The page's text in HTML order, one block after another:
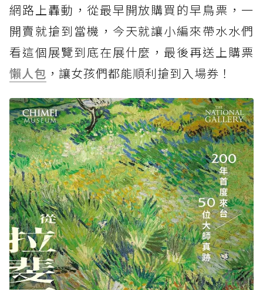
網路上轟動，從最早開放購買的早鳥票，一
開賣就搶到當機，今天就讓小編來帶水水們
看這個展覽到底在展什麼，最後再送上購票
懶人包 ，讓女孩們都能順利搶到入場券！